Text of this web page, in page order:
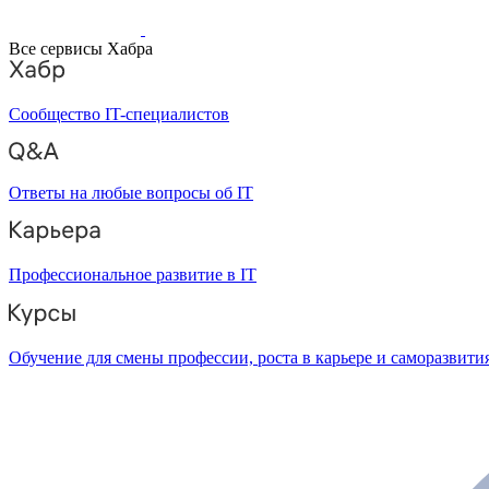
Все сервисы Хабра
Сообщество IT-специалистов
Ответы на любые вопросы об IT
Профессиональное развитие в IT
Обучение для смены профессии, роста в карьере и